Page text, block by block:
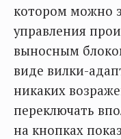
котором можно
управления
выносным
виде вилки-
никаких
переключать
на кнопках